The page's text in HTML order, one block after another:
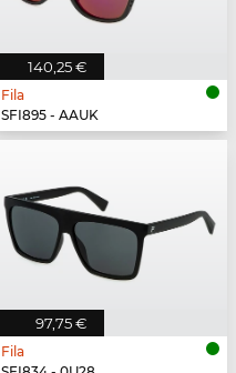
140,25 €
Fila
SFI895 - AAUK
97,75 €
Fila